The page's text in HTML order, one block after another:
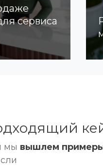
сервиса
мы вышлем